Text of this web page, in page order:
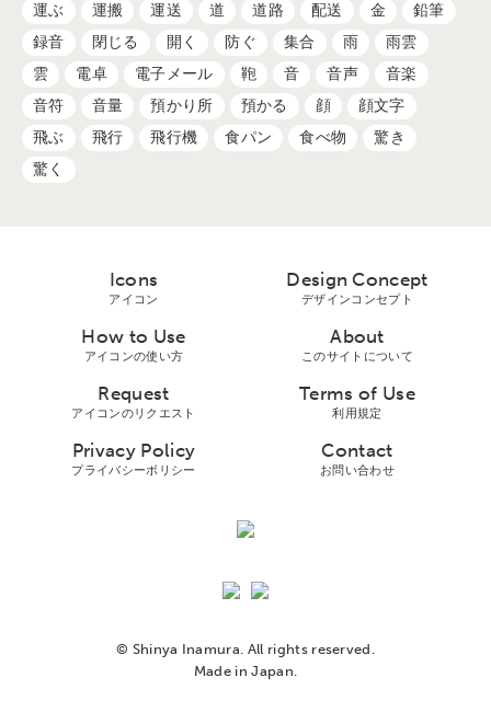
運ぶ
運搬 運送 道 道路 配送 金
鉛筆
録音
閉じる 開く 防ぐ 集合 雨
雨雲
雲
電卓 電子メール 鞄 音 音声
音楽
音符
音量 預かり所 預かる 顔
顔文字
飛ぶ
飛行 飛行機 食パン 食べ物
驚き
驚く
Icons
アイコン
Design Concept
デザインコンセプト
How to Use
アイコンの使い方
About
このサイトについて
Request
アイコンのリクエスト
Terms of Use
利用規定
Privacy Policy
プライバシーボリシー
Contact
お問い合わせ
© Shinya Inamura. All rights reserved.
Made in Japan.